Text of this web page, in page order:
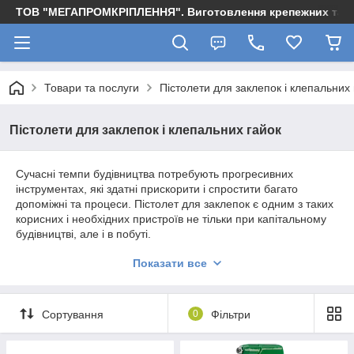
ТОВ "МЕГАПРОМКРІПЛЕННЯ". Виготовлення крепежних та
Товари та послуги Пістолети для заклепок і клепальних
Пістолети для заклепок і клепальних гайок
Сучасні темпи будівництва потребують прогресивних
інструментах, які здатні прискорити і спростити багато
допоміжні та процеси. Пістолет для заклепок є одним з таких
корисних і необхідних пристроїв не тільки при капітальному
будівництві, але і в побуті.
Пістолета для клепальних гайок
пластикових заготовок за допомогою клепальних гайок і
невеликих дефектів. Пістолет для заклепок нерідко є
Показати все
Сортування 0 Фільтри